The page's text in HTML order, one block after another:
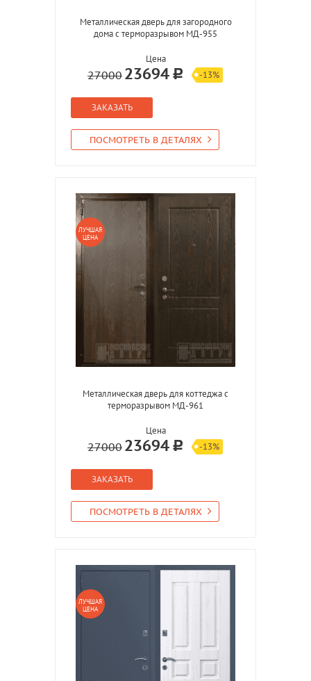
Металлическая дверь для загородного
дома с терморазрывом МД-955
Цена
27000 23694 -13%
ЗАКАЗАТЬ
ПОСМОТРЕТЬ В ДЕТАЛЯХ
ЛУЧШАЯ
ЦЕНА
Металлическая дверь для коттеджа с
терморазрывом МД-961
Цена
27000 23694 -13%
ЗАКАЗАТЬ
ПОСМОТРЕТЬ В ДЕТАЛЯХ
ЛУЧШАЯ
ЦЕНА